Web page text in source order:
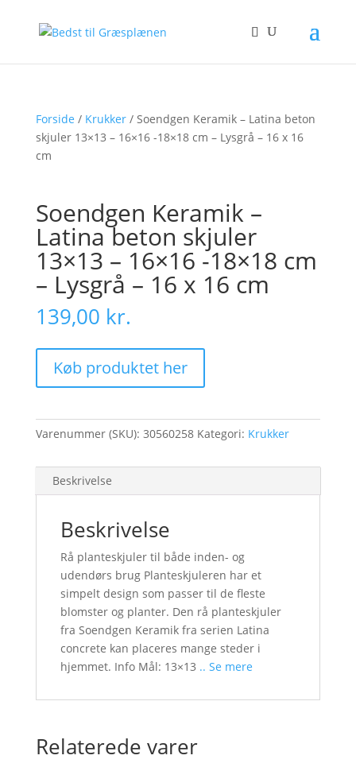
Forside / Krukker/ Soendgen Keramik – Latina beton
skjuler 13×13 – 16×16 -18×18 cm – Lysgrå – 16 x 16
cm
Soendgen Keramik –
Latina beton skjuler
13×13 – 16×16 -18×18 cm
– Lysgrå – 16 x 16 cm
139,00 kr.
Køb produktet her
Varenummer (SKU): 30560258 Kategori: Krukker
Beskrivelse
Beskrivelse
Rå planteskjuler til både inden- og
udendørs brug Planteskjuleren har et
simpelt design som passer til de fleste
blomster og planter. Den rå planteskjuler
fra Soendgen Keramik fra serien Latina
concrete kan placeres mange steder i
hjemmet. Info Mål: 13×13 .. Se mere
Relaterede varer